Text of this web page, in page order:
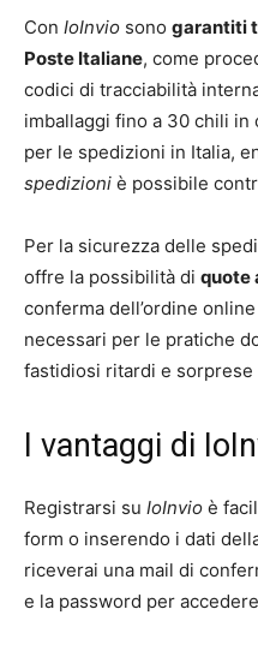
Con IoInvio sono garantiti
Poste Italiane, come
codici di tracciabilità
imballaggi fino a 30 chili in
per le spedizioni in Italia,
spedizioni è possibile
Per la sicurezza delle
offre la possibilità di quote
conferma dell’ordine
necessari per le pratiche
fastidiosi ritardi e sorprese
I vantaggi di
Registrarsi su IoInvio è
form o inserendo i dati
riceverai una mail di
e la password per